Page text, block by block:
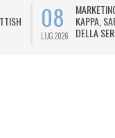
08
LUG 2026
KAPPA,
DELLA